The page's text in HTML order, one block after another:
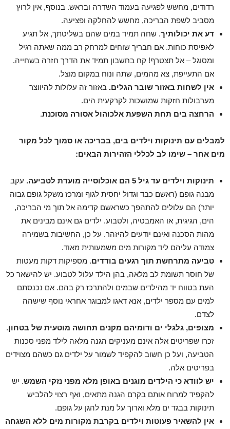
רדודים, מחשש לפגיעה בעמוד השדרה ובראש. בנוסף, אין לרוץ
מסביב לשפת הבריכה, מחשש להחלקה ופציעה.
דע את יכולותיך. שחה תמיד במים שהם בשליטתך, אל תגיע
לאפיסת כוחות. אם חבריך שוחים למרחק רב ממה שאתה רגיל
ומסוגל – אל תצטרף! קח בחשבון תמיד את הדרך חזרה בשחייה.
אם התעייפת, צא מהמים, שתה ונוח במקום מוצל.
אין לשחות באזור שובר הגלים. באזור זה עלולות להיווצר
מערבולות חזקות שמושכות לקרקעית הים.
הרחצה בים תחת השפעת אלכוהול אסורה מסוכנת.
למבלים עם תינוקות וילדים בים, בבריכה או סמוך לכל מקור
מים אחר – שימו לב לכללי הזהירות הבאים:
תינוקות וילדים עד גיל 5 הם אוכלוסייה מועדת לטביעה.
עקב
מבנה גופם (ראשם כבד וגדול יחסית לגוף ומרכז משקל גופם גבוה
יותר) הם עלולים להתהפך כשראשם קדימה אל תוך מי הבריכה,
הים, הגיגית, או האמבטיה, ולטבוע. ילדים גם אינם מבינים את
מהות הסכנה ואינם יודעים להיזהר. על כן, החשיבות בשמירה
צמודה עליהם ליד מקורות מים משמעותית מאוד.
טביעה מתרחשת תוך רגעים בודדים. מספיקות דקות מעטות
של חוסר תשומת לב מלאה, בהן הילד עלול לטבוע. יש להישאר כל
העת בטווח יד מהילדים שבמים ולהתרכז רק בהם. אם נכנסתם
למים עם מספר ילדים, אנא דאגו למבוגר אחראי נוסף שישהה
לצדם.
מצופים, גלגלי ים ודומיהם מקנים תחושה מוטעית של בטחון.
זכרו שפריטים אלה אינם מעניקים הגנה מלאה לילד מפני סכנות
הטביעה, ועל כן חשוב להקפיד לשמור על ילדים גם כשהם מצוידים
בפריטים אלה.
יש לוודא כי הילדים מוגנים באופן מלא מפני נזקי השמש. יש
להקפיד למרוח אותם בקרם הגנה מתאים, ואף רצוי להלביש
תינוקות בבגד ים מלא וארוך על מנת להגן על גופם.
אין להשאיר פעוטות וילדים בקרבת מקורות מים ללא השגחה